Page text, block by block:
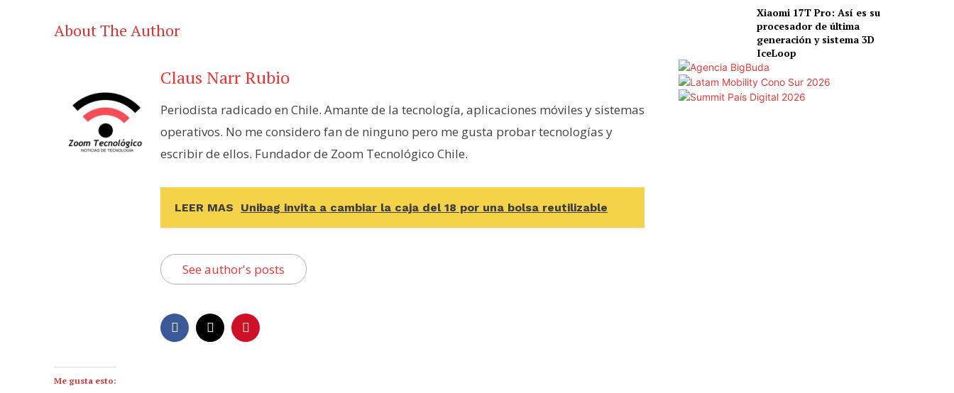
About The Author
Claus Narr Rubio
Periodista radicado en Chile. Amante de la tecnología, aplicaciones móviles y sistemas
operativos. No me considero fan de ninguno pero me gusta probar tecnologías y
escribir de ellos. Fundador de Zoom Tecnológico Chile.
LEER MAS Unibag invita a cambiar la caja del 18 por una bolsa reutilizable
See author's posts
Me gusta esto:
Xiaomi 17T Pro: Así es su
procesador de última
generación y sistema 3D
IceLoop